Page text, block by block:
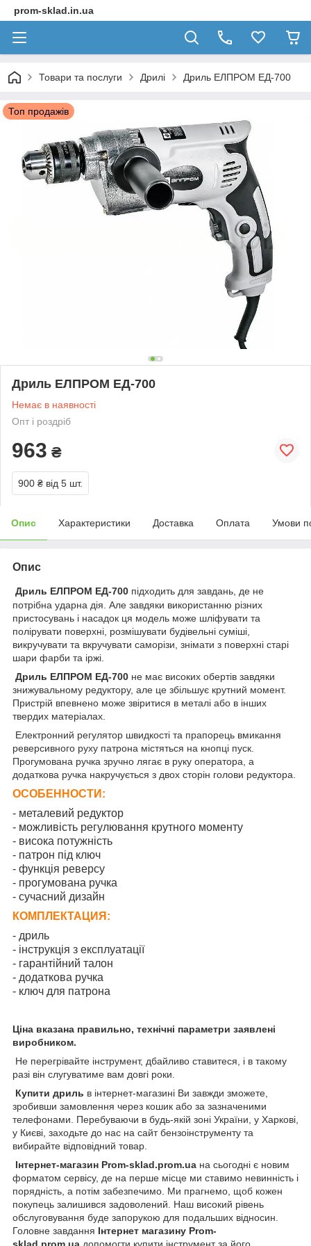
prom-sklad.in.ua
Товари та послуги Дрилі Дриль ЕЛПРОМ ЕД-700
Топ продажів
Дриль ЕЛПРОМ ЕД-700
Немає в наявності
Опт і роздріб
963 ₴
900 ₴ від 5 шт.
Опис Характеристики Доставка Оплата Умови
Опис
Дриль ЕЛПРОМ ЕД-700 підходить для завдань, де не
потрібна ударна дія. Але завдяки використанню різних
пристосувань і насадок ця модель може шліфувати та
полірувати поверхні, розмішувати будівельні суміші,
викручувати та вкручувати саморізи, знімати з поверхні старі
шари фарби та іржі.
Дриль ЕЛПРОМ ЕД-700 не має високих обертів завдяки
знижувальному редуктору, але це збільшує крутний момент.
Пристрій впевнено може звіритися в металі або в інших
твердих матеріалах.
Електронний регулятор швидкості та прапорець вмикання
реверсивного руху патрона містяться на кнопці пуск.
Прогумована ручка зручно лягає в руку оператора, а
додаткова ручка накручується з двох сторін голови редуктора.
ОСОБЕННОСТИ:
- металевий редуктор
- можливість регулювання крутного моменту
- висока потужність
- патрон під ключ
- функція реверсу
- прогумована ручка
- сучасний дизайн
КОМПЛЕКТАЦИЯ:
- дриль
- інструкція з експлуатації
- гарантійний талон
- додаткова ручка
- ключ для патрона
Ціна вказана правильно, технічні параметри заявлені
виробником.
Не перегрівайте інструмент, дбайливо ставитеся, і в такому
разі він слугуватиме вам довгі роки.
Купити дриль в інтернет-магазині Ви завжди зможете,
зробивши замовлення через кошик або за зазначеними
телефонами. Перебуваючи в будь-якій зоні України, у Харкові,
у Києві, заходьте до нас на сайт бензоінструменту та
вибирайте відповідний товар.
Інтернет-магазин Prom-sklad.prom.ua на сьогодні є новим
форматом сервісу, де на перше місце ми ставимо невинність і
порядність, а потім забезпечимо. Ми прагнемо, щоб кожен
покупець залишився задоволений. Наш високий рівень
обслуговування буде запорукою для подальших відносин.
Головне завдання Інтернет магазину Prom-
sklad.prom.ua допомогти купити інструмент за його